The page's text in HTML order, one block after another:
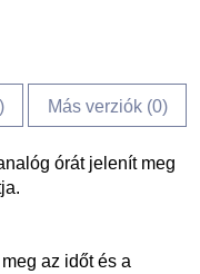
Más verziók (0)
órát jelenít meg
az időt és a